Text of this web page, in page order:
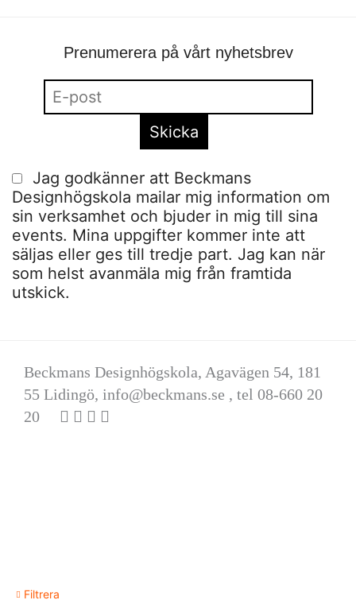
Prenumerera på vårt nyhetsbrev
Jag godkänner att Beckmans
Designhögskola mailar mig information om
sin verksamhet och bjuder in mig till sina
events. Mina uppgifter kommer inte att
säljas eller ges till tredje part. Jag kan när
som helst avanmäla mig från framtida
utskick.
Beckmans Designhögskola, Agavägen 54, 181
55 Lidingö, info@beckmans.se , tel 08-660 20
20
Filtrera